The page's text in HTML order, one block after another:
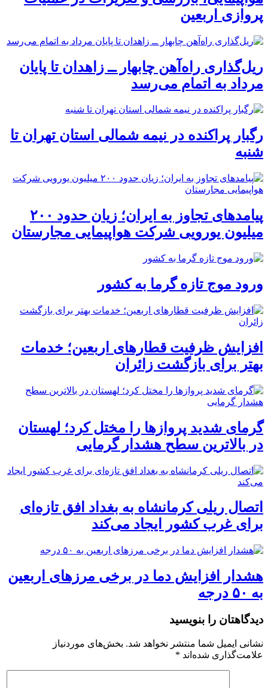
پروازی اربعین
ریل‌گذاری راه‌آهن چابهار ــ زاهدان تا پایان
مرداد به اتمام می‌رسد
رگبار پراکنده در نیمه شمالی استان تهران تا
شنبه
پیامدهای تجاوز به ایران؛ زیان حدود ۲۰۰
میلیون یورویی شرکت هواپیمایی مجارستان
ورود موج تازه گرما به کشور
افزایش ظرفیت قطارهای اربعین؛ خدمات
بهتر برای بازگشت زائران
گرمای شدید پروازها را مختل کرد؛ لهستان
در بالاترین سطح هشدار گرمایی
اتصال ریلی کرمانشاه به بغداد افق تازه‌ای
برای غرب کشور ایجاد می‌کند
هشدار افزایش دما در برخی مرزهای اربعین
به ۵۰ درجه
دیدگاهتان را بنویسید
نشانی ایمیل شما منتشر نخواهد شد. بخش‌های موردنیاز
علامت‌گذاری شده‌اند *